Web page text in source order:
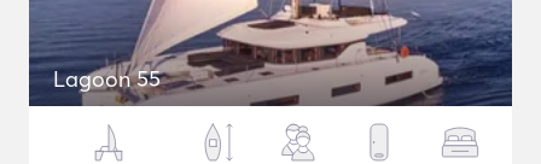
Lagoon 55